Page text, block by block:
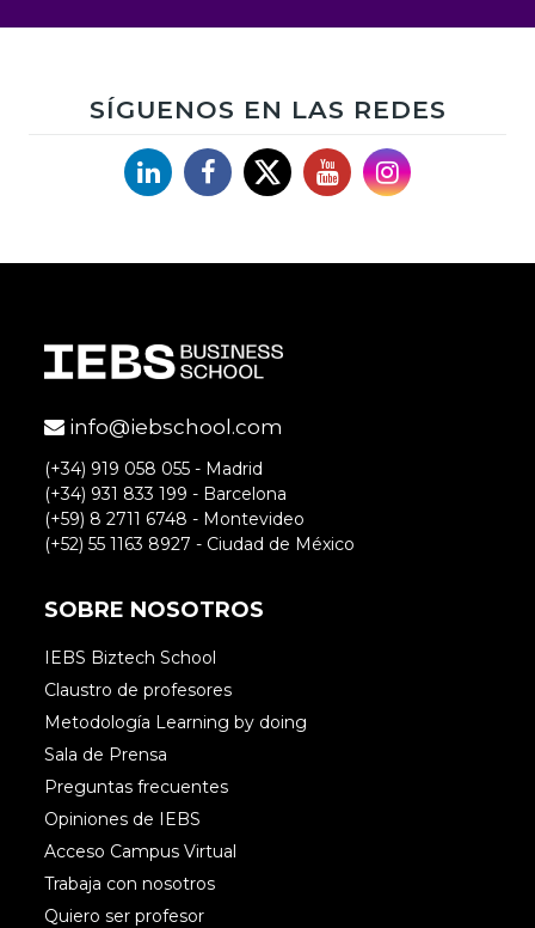
SÍGUENOS EN LAS REDES
LinkedinFacebook
X YouTubeInstagram
info@iebschool.com
(+34) 919 058 055 - Madrid
(+34) 931 833 199 - Barcelona
(+59) 8 2711 6748 - Montevideo
(+52) 55 1163 8927 - Ciudad de México
SOBRE NOSOTROS
IEBS Biztech School
Claustro de profesores
Metodología Learning by doing
Sala de Prensa
Preguntas frecuentes
Opiniones de IEBS
Acceso Campus Virtual
Trabaja con nosotros
Quiero ser profesor